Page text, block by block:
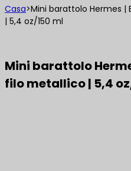
Casa>Mini barattolo Hermes
| 5,4 oz/150 ml
Mini barattolo
filo metallico | 5,4